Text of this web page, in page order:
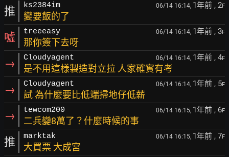
推 ks2384im 06/14 16:14, 1年前 , 2F
變要飯的了
噓 treeeasy 06/14 16:14, 1年前 , 3F
那你簽下去呀
→ Cloudyagent 06/14 16:14, 1年前 , 4F
是不用這樣製造對立拉 人家確實有考
→ Cloudyagent 06/14 16:14, 1年前 , 5F
試 為什麼要比低端掃地仔低薪
→ tewcom200 06/14 16:15, 1年前 , 6F
二兵變8萬了？什麼時候的事
推 marktak 06/14 16:15, 1年前 , 7F
大買票 大成宮